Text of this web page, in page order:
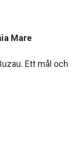
Mare
Ett mål och